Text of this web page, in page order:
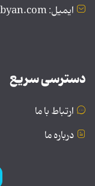
ایمیل: public@tebyan.com
دسترسی سریع
ارتباط با ما
درباره ما